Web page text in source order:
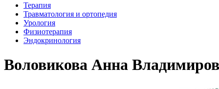
Терапия
Травматология и ортопедия
Урология
Физиотерапия
Эндокринология
Воловикова Анна